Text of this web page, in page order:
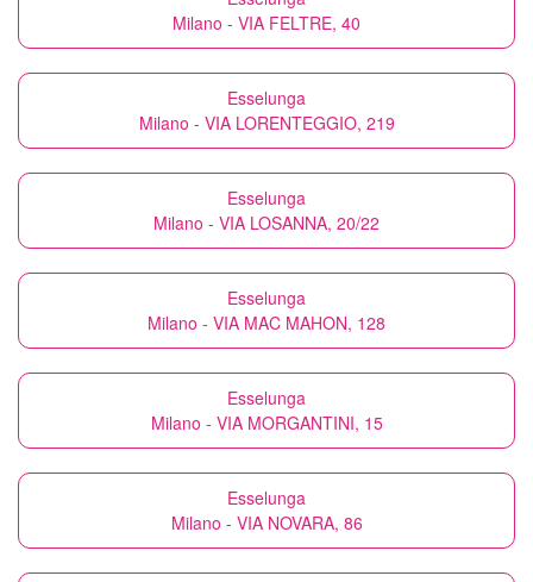
Milano - VIA FELTRE, 40
Esselunga
Milano - VIA LORENTEGGIO, 219
Esselunga
Milano - VIA LOSANNA, 20/22
Esselunga
Milano - VIA MAC MAHON, 128
Esselunga
Milano - VIA MORGANTINI, 15
Esselunga
Milano - VIA NOVARA, 86